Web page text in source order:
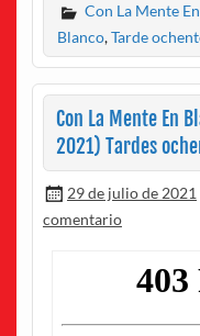
Con La Mente
Blanco,Tarde
Con La Mente En
2021) Tardes
29 de julio de 2021
comentario